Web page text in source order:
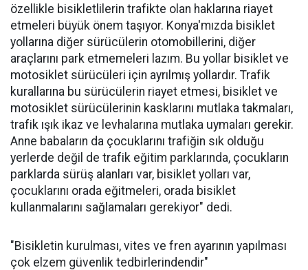
özellikle bisikletlilerin trafikte olan haklarına riayet
etmeleri büyük önem taşıyor. Konya'mızda bisiklet
yollarına diğer sürücülerin otomobillerini, diğer
araçlarını park etmemeleri lazım. Bu yollar bisiklet ve
motosiklet sürücüleri için ayrılmış yollardır. Trafik
kurallarına bu sürücülerin riayet etmesi, bisiklet ve
motosiklet sürücülerinin kasklarını mutlaka takmaları,
trafik ışık ikaz ve levhalarına mutlaka uymaları gerekir.
Anne babaların da çocuklarını trafiğin sık olduğu
yerlerde değil de trafik eğitim parklarında, çocukların
parklarda sürüş alanları var, bisiklet yolları var,
çocuklarını orada eğitmeleri, orada bisiklet
kullanmalarını sağlamaları gerekiyor" dedi.
"Bisikletin kurulması, vites ve fren ayarının yapılması
çok elzem güvenlik tedbirlerindendir"